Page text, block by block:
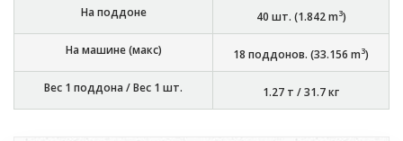
На поддоне 40 шт. (1.842m3)
На машине (макс) 18 поддонов. (33.156 m3)
Вес 1 поддона / Вес 1 шт. 1.27 т /31.7 кг